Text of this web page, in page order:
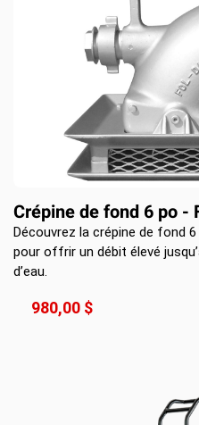
Crépine de fond 6 po -
Découvrez la crépine de fond
pour offrir un débit élevé
d’eau.
980,00 $